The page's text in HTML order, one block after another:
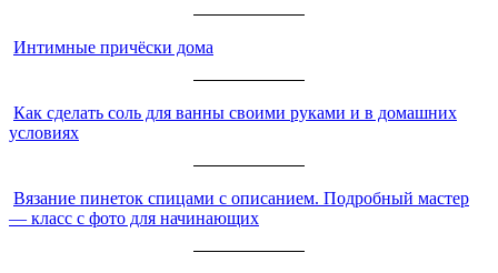
Интимные причёски дома
Как сделать соль для ванны своими руками и в домашних
условиях
Вязание пинеток спицами с описанием. Подробный мастер
— класс с фото для начинающих